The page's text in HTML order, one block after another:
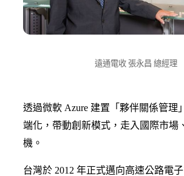
遠通電收 張永昌 總經理
透過微軟 Azure 建置「夥伴關係管理
端化，帶動創新模式，走入國際市場
機。
台灣於 2012 年正式邁向高速公路電